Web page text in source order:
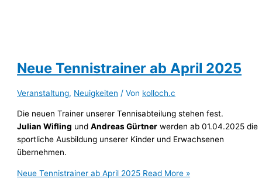
Neue Tennistrainer ab April 2025
Veranstaltung, Neuigkeiten / Von kolloch.c
Die neuen Trainer unserer Tennisabteilung stehen fest.
Julian Wifling undAndreas Gürtner werden ab 01.04.2025 die
sportliche Ausbildung unserer Kinder und Erwachsenen
übernehmen.
Neue Tennistrainer ab April 2025 Read More »